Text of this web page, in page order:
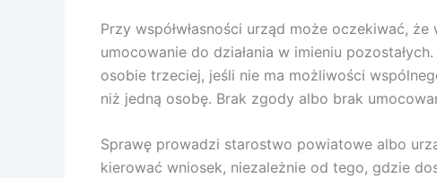
Przy współwłasności urząd może oczekiwać,
umocowanie do działania w imieniu
osobie trzeciej, jeśli nie ma możliwości
niż jedną osobę. Brak zgody albo brak
Sprawę prowadzi starostwo powiatowe albo
kierować wniosek, niezależnie od tego, gdzie